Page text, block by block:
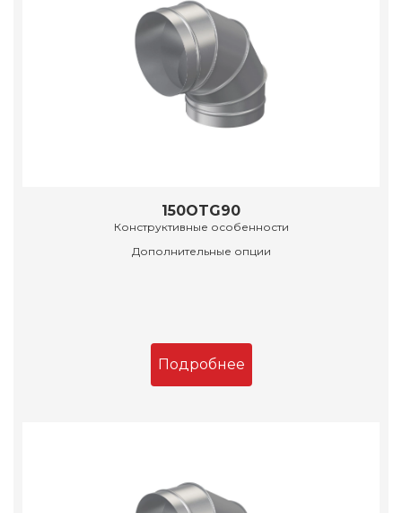
150OTG90
Конструктивные особенности
Дополнительные опции
Подробнее